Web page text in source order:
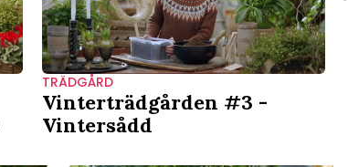
TRÄDGÅRD
Vinterträdgården #3 -
Vintersådd